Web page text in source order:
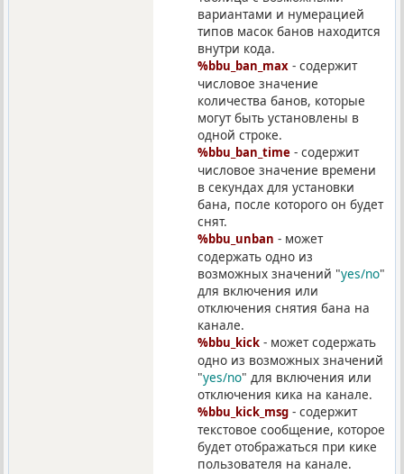
вариантами и нумерацией
типов масок банов находится
внутри кода.
%bbu_ban_max - содержит
числовое значение
количества банов, которые
могут быть установлены в
одной строке.
%bbu_ban_time - содержит
числовое значение времени
в секундах для установки
бана, после которого он будет
снят.
%bbu_unban - может
содержать одно из
возможных значений "yes/no"
для включения или
отключения снятия бана на
канале.
%bbu_kick - может содержать
одно из возможных значений
"yes/no" для включения или
отключения кика на канале.
%bbu_kick_msg - содержит
текстовое сообщение, которое
будет отображаться при кике
пользователя на канале.